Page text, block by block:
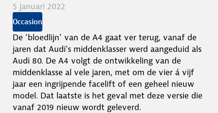
5 januari 2022
Occasion
De ‘bloedlijn’ van de A4 gaat ver terug, vanaf de
jaren dat Audi’s middenklasser werd aangeduid als
Audi 80. De A4 volgt de ontwikkeling van de
middenklasse al vele jaren, met om de vier á vijf
jaar een ingrijpende facelift of een geheel nieuw
model. Dat laatste is het geval met deze versie die
vanaf 2019 nieuw wordt geleverd.